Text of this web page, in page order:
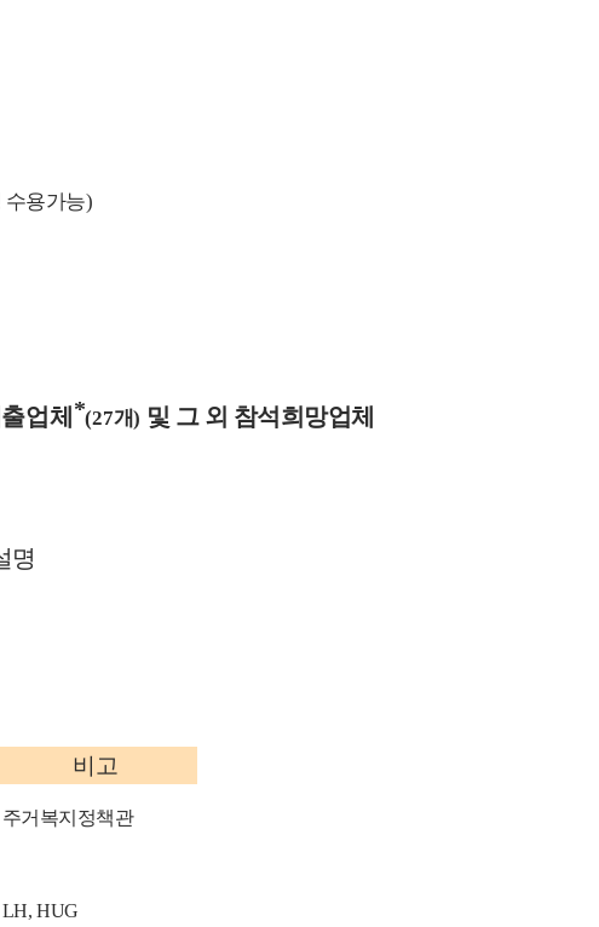
수용가능)
업체 *(27개) 및 그 외 참석희망업체
명
비고
주거복지정책관
LH, HUG